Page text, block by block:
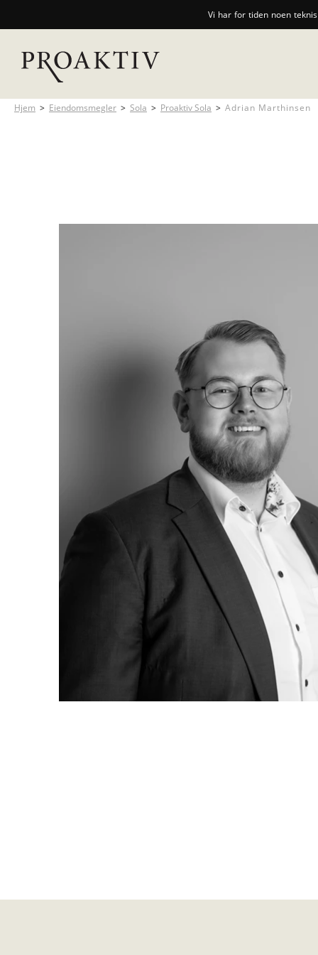
Vi har for tiden noen
Hjem > Eiendomsmegler > Sola > Proaktiv Sola > Adrian Marthinsen